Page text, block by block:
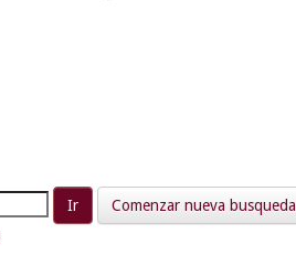
Comenzar nueva busqueda